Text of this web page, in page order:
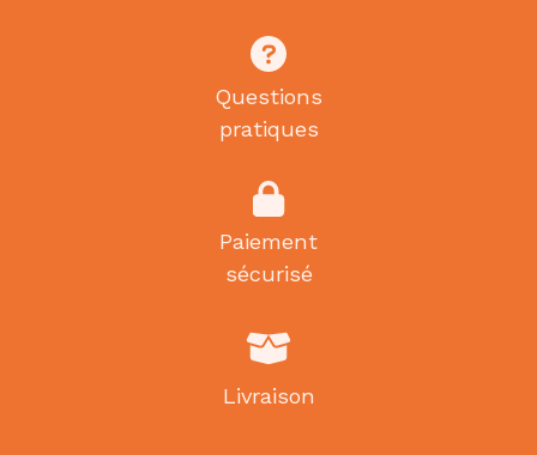
Questions
pratiques
Paiement
sécurisé
Livraison